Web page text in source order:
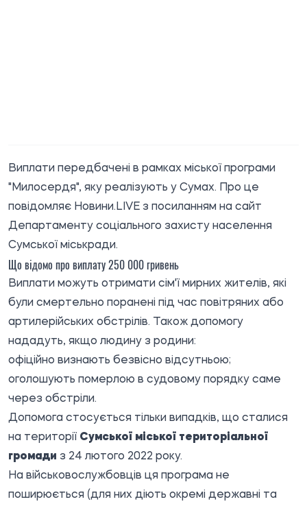
Виплати передбачені в рамках міської програми
"Милосердя", яку реалізують у Сумах. Про це
повідомляє Новини.LIVE з посиланням на сайт
Департаменту соціального захисту населення
Сумської міськради.
Що відомо про виплату 250 000 гривень
Виплати можуть отримати сім'ї мирних жителів, які
були смертельно поранені під час повітряних або
артилерійських обстрілів. Також допомогу
нададуть, якщо людину з родини:
офіційно визнають безвісно відсутньою;
оголошують померлою в судовому порядку саме
через обстріли.
Допомога стосується тільки випадків, що сталися
на території Сумської міської територіальної
громади з 24 лютого 2022 року.
На військовослужбовців ця програма не
поширюється (для них діють окремі державні та